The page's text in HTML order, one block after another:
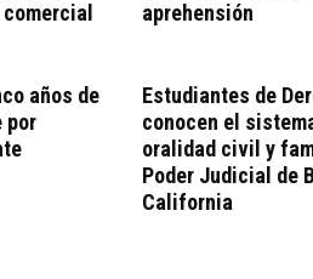
aprehensión
años de
por
Estudiantes de
conocen el
oralidad civil y
Poder Judicial de
California